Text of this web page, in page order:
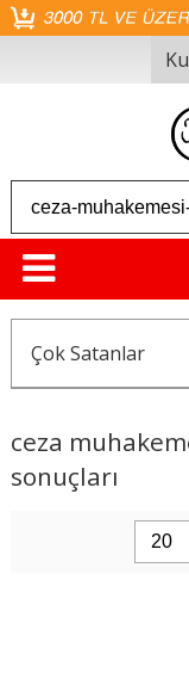
Çok Satanlar
ceza
sonuçları